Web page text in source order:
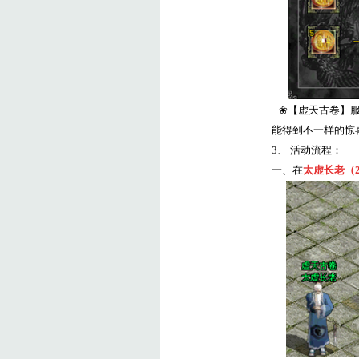
❀ 【虚天古卷】
能得到不一样的惊
3、
活动流程：
一、在太虚长老（